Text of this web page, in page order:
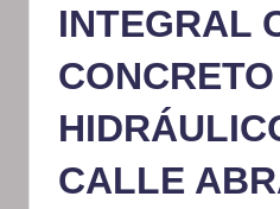
INTEGRAL
CONCRETO
CALLE